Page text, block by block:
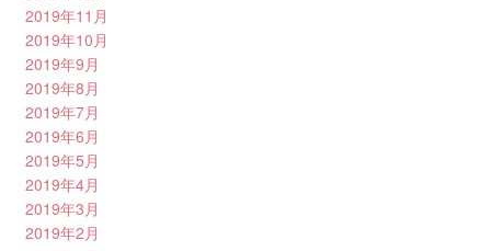
2019年11月
2019年10月
2019年9月
2019年8月
2019年7月
2019年6月
2019年5月
2019年4月
2019年3月
2019年2月